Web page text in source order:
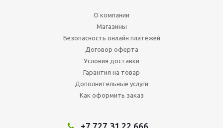
О компании
Магазины
Безопасность онлайн платежей
Договор оферта
Условия доставки
Гарантия на товар
Дополнительные услуги
Как оформить заказ
+7 727 31 22 666